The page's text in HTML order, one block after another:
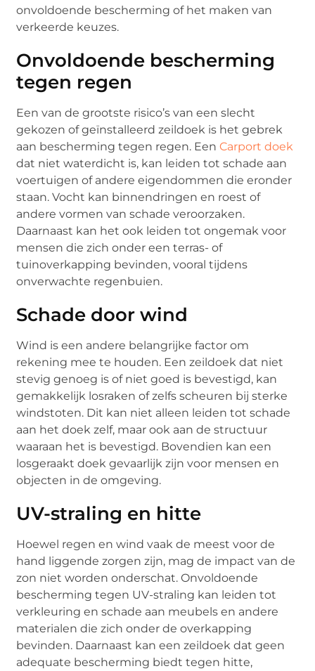
onvoldoende bescherming of het maken van
verkeerde keuzes.
Onvoldoende bescherming
tegen regen
Een van de grootste risico’s van een slecht
gekozen of geïnstalleerd zeildoek is het gebrek
aan bescherming tegen regen. EenCarport doek
dat niet waterdicht is, kan leiden tot schade aan
voertuigen of andere eigendommen die eronder
staan. Vocht kan binnendringen en roest of
andere vormen van schade veroorzaken.
Daarnaast kan het ook leiden tot ongemak voor
mensen die zich onder een terras- of
tuinoverkapping bevinden, vooral tijdens
onverwachte regenbuien.
Schade door wind
Wind is een andere belangrijke factor om
rekening mee te houden. Een zeildoek dat niet
stevig genoeg is of niet goed is bevestigd, kan
gemakkelijk losraken of zelfs scheuren bij sterke
windstoten. Dit kan niet alleen leiden tot schade
aan het doek zelf, maar ook aan de structuur
waaraan het is bevestigd. Bovendien kan een
losgeraakt doek gevaarlijk zijn voor mensen en
objecten in de omgeving.
UV-straling en hitte
Hoewel regen en wind vaak de meest voor de
hand liggende zorgen zijn, mag de impact van de
zon niet worden onderschat. Onvoldoende
bescherming tegen UV-straling kan leiden tot
verkleuring en schade aan meubels en andere
materialen die zich onder de overkapping
bevinden. Daarnaast kan een zeildoek dat geen
adequate bescherming biedt tegen hitte,